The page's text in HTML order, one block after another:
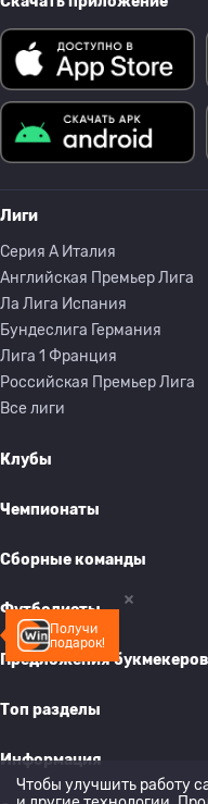
Получи
подарок!
Лиги
Серия A Италия
Английская Премьер Лига
Ла Лига Испания
Бундеслига Германия
Лига 1 Франция
Российская Премьер Лига
Все лиги
Клубы
Чемпионаты
Сборные команды
Футболисты
Предложения букмекеров
Топ разделы
Информация
Чтобы улучшить работу